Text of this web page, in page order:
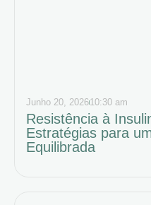
Junho 20, 202610:30 am
Resistência à
Estratégias para
Equilibrada